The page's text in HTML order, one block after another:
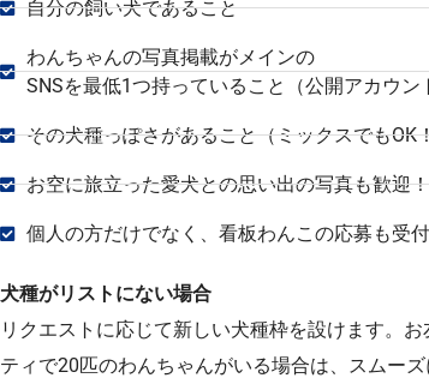
自分の飼い犬であること
わんちゃんの写真掲載がメインの
SNSを最低1つ持っていること（公開アカウン
その犬種っぽさがあること（ミックスでもOK
お空に旅立った愛犬との思い出の写真も歓迎
個人の方だけでなく、看板わんこの応募も受付
犬種がリストにない場合
リクエストに応じて新しい犬種枠を設けます。
ティで20匹のわんちゃんがいる場合は、スムー